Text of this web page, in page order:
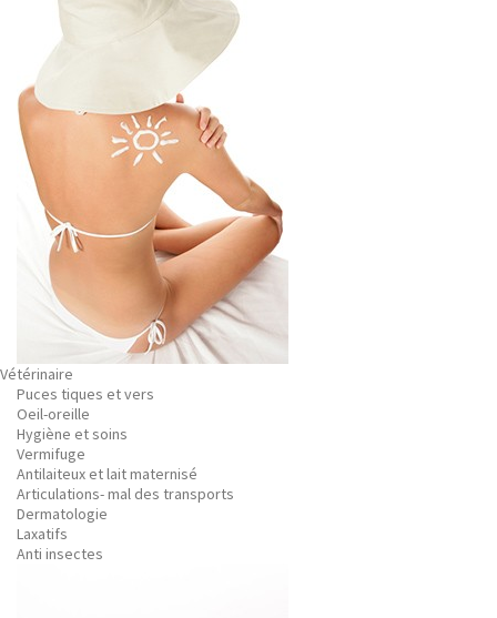
Vétérinaire
Puces tiques et vers
Oeil-oreille
Hygiène et soins
Vermifuge
Antilaiteux et lait maternisé
Articulations- mal des transports
Dermatologie
Laxatifs
Anti insectes